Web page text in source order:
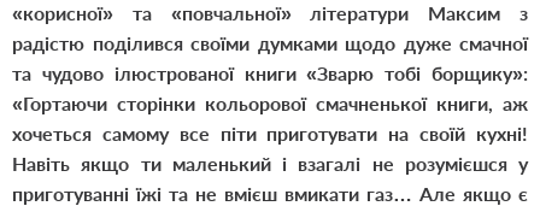
«корисної» та «повчальної» літератури Максим з
радістю поділився своїми думками щодо дуже смачної
та чудово ілюстрованої книги «Зварю тобі борщику»:
«Гортаючи сторінки кольорової смачненької книги, аж
хочеться самому все піти приготувати на своїй кухні!
Навіть якщо ти маленький і взагалі не розумієшся у
приготуванні їжі та не вмієш вмикати газ… Але якщо є